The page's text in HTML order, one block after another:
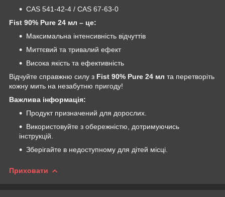
CAS 541-42-4 / CAS 67-63-0
Fist 90% Pure 24 мл – це:
Максимальна інтенсивність відчуттів
Миттєвий та тривалий ефект
Висока якість та ефективність
Відчуйте справжню силу з Fist 90% Pure 24 мл та перетворіть
кожну мить на незабутню пригоду!
Важлива інформація:
Продукт призначений для дорослих.
Використовуйте з обережністю, дотримуючись
інструкцій.
Зберігайте в недоступному для дітей місці.
Приховати